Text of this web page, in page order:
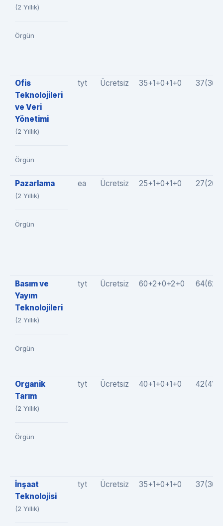
(2 Yıllık)
Örgün
Ofis
Teknolojileri
ve Veri
Yönetimi
(2 Yıllık)
Örgün
tyt Ücretsiz 35+1+0+1+0
Pazarlama
(2 Yıllık)
Örgün
ea Ücretsiz 25+1+0+1+0
Basım ve
Yayım
Teknolojileri
(2 Yıllık)
Örgün
tyt Ücretsiz 60+2+0+2+0
Organik
Tarım
(2 Yıllık)
Örgün
tyt Ücretsiz 40+1+0+1+0
İnşaat
Teknolojisi
(2 Yıllık)
tyt Ücretsiz 35+1+0+1+0